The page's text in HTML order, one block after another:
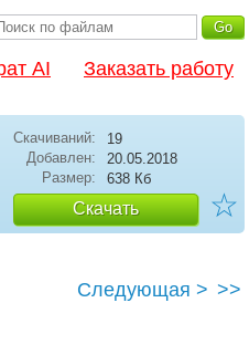
AI Заказать работу
Скачиваний:
19
Добавлен:
20.05.2018
Размер:
638 Кб
Скачать ☆
Следующая > >>